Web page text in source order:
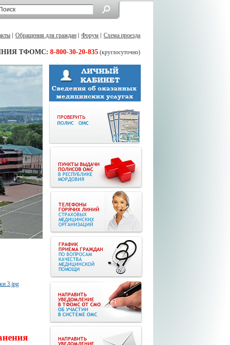
Обращения для граждан Форум Схема проезда
ТФОМС: 8-800-30-20-835 (круглосуточно)